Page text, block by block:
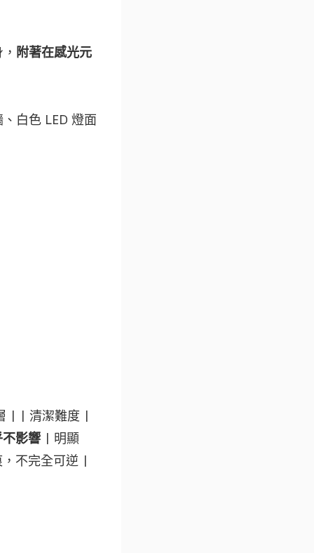
附著在感光元
白色 LED 燈面
| | 清潔難度 |
影響 | 明顯
不完全可逆 |